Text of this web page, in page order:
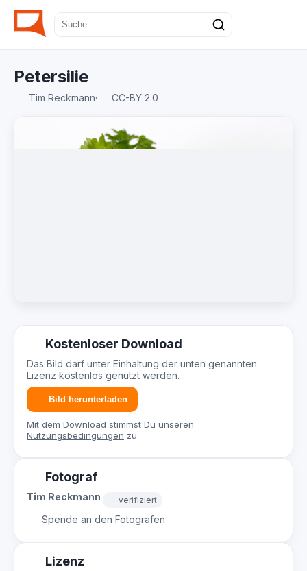
Petersilie
Tim Reckmann· CC-BY 2.0
Kostenloser Download
Das Bild darf unter Einhaltung der unten genannten
Lizenz kostenlos genutzt werden.
Bild herunterladen
Mit dem Download stimmst Du unseren
Nutzungsbedingungen zu.
Fotograf
Tim Reckmann verifiziert
Spende an den Fotografen
Lizenz